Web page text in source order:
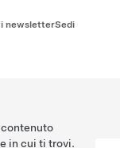
newsletterSedi
contenuto
in cui ti trovi.